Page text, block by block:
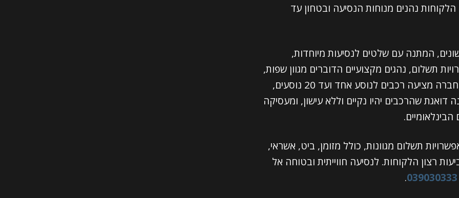
נהנים מנוחות הנסיעה ובטחון עד
המתנה עם שלטים לנסיעות מיוחדות,
תשלום, נהגים מקצועיים הדוברים מגוון שפות,
והזמנת מוניות מונגשות בהזמנה מראש. החברה מציעה רכבים לנוסע אחד ועד 20 נוסעים,
דואגת שהרכבים יהיו נקיים וללא עישון, ומעסיקה
תשלום מגוונות, כולל מזומן, ביט, אשראי,
רצון הלקוחות. לנסיעה חווייתית ובטוחה אל
039030333
.